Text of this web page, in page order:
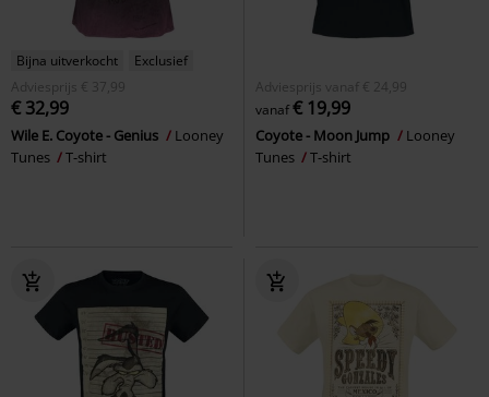
Bijna uitverkocht
Exclusief
Adviesprijs
€ 37,99
€ 32,99
Wile E. Coyote - Genius
Looney
Tunes
T-shirt
Adviesprijs vanaf € 24,99
vanaf€ 19,99
Coyote - Moon Jump
Looney
Tunes
T-shirt